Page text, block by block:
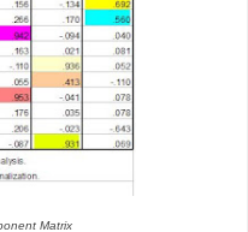
Matrix